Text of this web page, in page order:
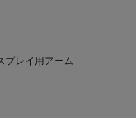
プレイ用アーム